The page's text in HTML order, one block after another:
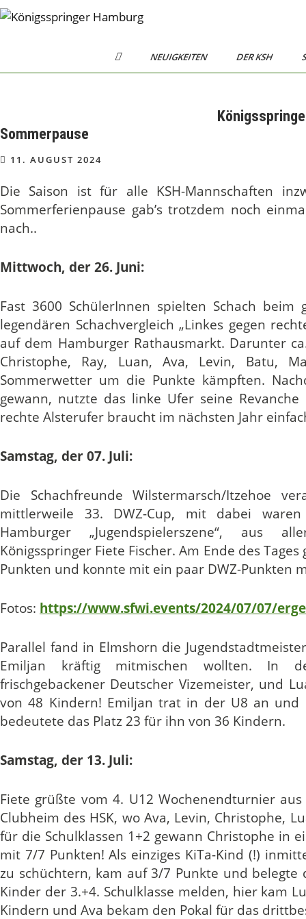
Skip
H
O
NEUIGKEITEN DER KSH
Sommerpause
11. AUGUST 2024
Die Saison ist für alle KSH-Mannschaften
Sommerferienpause gab’s trotzdem noch
nach..
Mittwoch, der 26. Juni:
Fast 3600 SchülerInnen spielten Schach
legendären Schachvergleich „Linkes gegen
auf dem Hamburger Rathausmarkt. Darunter
Christophe, Ray, Luan, Ava, Levin, Batu,
Sommerwetter um die Punkte kämpften.
gewann, nutzte das linke Ufer seine
rechte Alsterufer braucht im nächsten Jahr
Samstag, der 07. Juli:
Die Schachfreunde Wilstermarsch/Itzehoe
mittlerweile 33. DWZ-Cup, mit dabei
Hamburger „Jugendspielerszene“, aus
Königsspringer Fiete Fischer. Am Ende des
Punkten und konnte mit ein paar DWZ-Punkten
Fotos: https://www.sfwi.events/2024/07/07/
Parallel fand in Elmshorn die
Emiljan kräftig mitmischen wollten. In
frischgebackener Deutscher Vizemeister, und
von 48 Kindern! Emiljan trat in der U8 an und
bedeutete das Platz 23 für ihn von 36 Kindern.
Samstag, der 13. Juli:
Fiete grüßte vom 4. U12 Wochenendturnier
Clubheim des HSK, wo Ava, Levin, Christophe,
für die Schulklassen 1+2 gewann Christophe in
mit 7/7 Punkten! Als einziges KiTa-Kind (!)
zu schüchtern, kam auf 3/7 Punkte und
Kinder der 3.+4. Schulklasse melden, hier kam
Kindern und Ava bekam den Pokal für das